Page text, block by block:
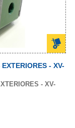
- XV-
- XV-